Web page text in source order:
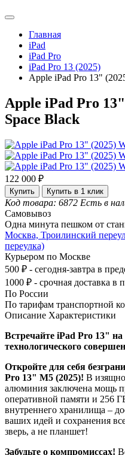
Главная
iPad
iPad Pro
iPad Pro 13 (2025)
Apple iPad Pro 13"
Apple iPad Pro
Space Black
122 000 ₽
Купить Купить в 1 клик
Код товара: 6872 Есть в
Самовывоз
Одна минута пешком от
Москва, Троилинский
переулка)
Курьером по Москве
500 ₽ - сегодня-завтра в
1000 ₽ - срочная доставка
По России
По тарифам транспортной
Описание Характеристики
Встречайте iPad Pro 13"
технологического
Откройте для себя
Pro 13" M5 (2025)! В
алюминия заключена мощь
оперативной памяти и 256
внутреннего хранилища –
ваших идей и сохранения
зверь, а не планшет!
Забудьте о компромиссах!